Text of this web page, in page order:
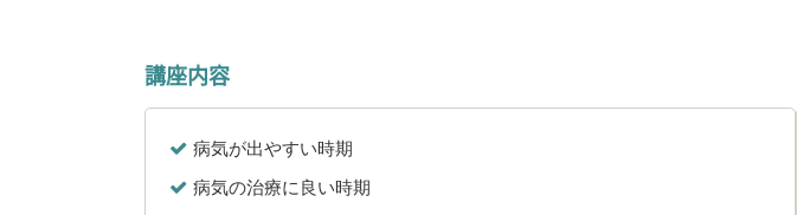
講座内容
病気が出やすい時期
病気の治療に良い時期